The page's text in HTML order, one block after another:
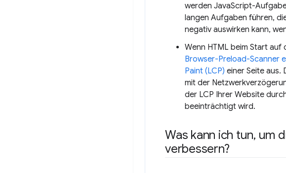
werden JavaScript-
langen Aufgaben führen,
negativ auswirken kann,
Wenn HTML beim Start
Browser-Preload-Scanner
Paint (LCP) einer Seite aus.
mit der
der LCP Ihrer Website
beeinträchtigt wird.
Was kann ich tun, um
verbessern?